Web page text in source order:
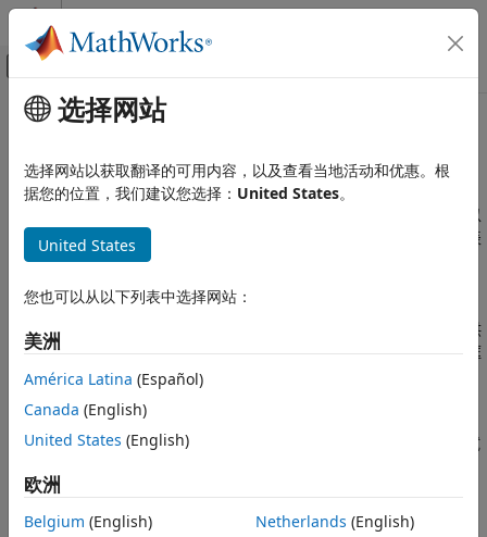
跳到内容
画布外导航菜单切换
文档主页
Simulink Test
类别
测试用例和迭代
输入
评估、准则和验证
主要内容
测试框架
单元测试，集成代码测试，闭环场景，库测试
通过使用测试框架为您的模型创建特定于测试的仿真环境。您可以
隔离用于单元测试的各个模块，还可以添加输入、验证逻辑和仪表
板模块。通过将物理被控对象模型添加到测试框架来执行闭环测
与使用单独的模型进行单元测试相比，测试框架在模型画布中提供
了管理和同步功能。如果模型正在进行变更管理，您可以将测试框
架保存在外部文件中，而无需更改主模型。
您可以通过在 SIL 或 PIL 模式下仿真测试框架来测试生成的代码。
您还可以通过为C Caller
模块创建测试框架来测试
工具
选择网站
选择网站以获取翻译的可用内容，以及查看当地活动和优惠。根
据您的位置，我们建议您选择： United States。
United States
您也可以从以下列表中选择网站：
美洲
América Latina (Español)
Canada (English)
United States (English)
欧洲
Belgium (English)
Netherlands (English)